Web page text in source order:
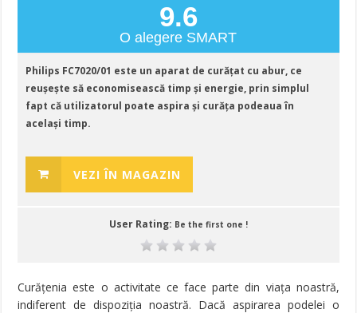
9.6
O alegere SMART
Philips FC7020/01 este un aparat de curățat cu abur, ce
reușește să economisească timp și energie, prin simplul
fapt că utilizatorul poate aspira și curăța podeaua în
același timp.
VEZI ÎN MAGAZIN
User Rating: Be the first one !
Curățenia este o activitate ce face parte din viața noastră,
indiferent de dispoziția noastră. Dacă aspirarea podelei o